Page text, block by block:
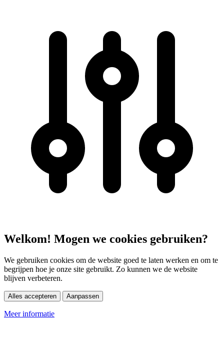
Welkom! Mogen we cookies gebruiken?
We gebruiken cookies om de website goed te laten werken en om te
begrijpen hoe je onze site gebruikt. Zo kunnen we de website
blijven verbeteren.
Alles accepteren Aanpassen
Meer informatie